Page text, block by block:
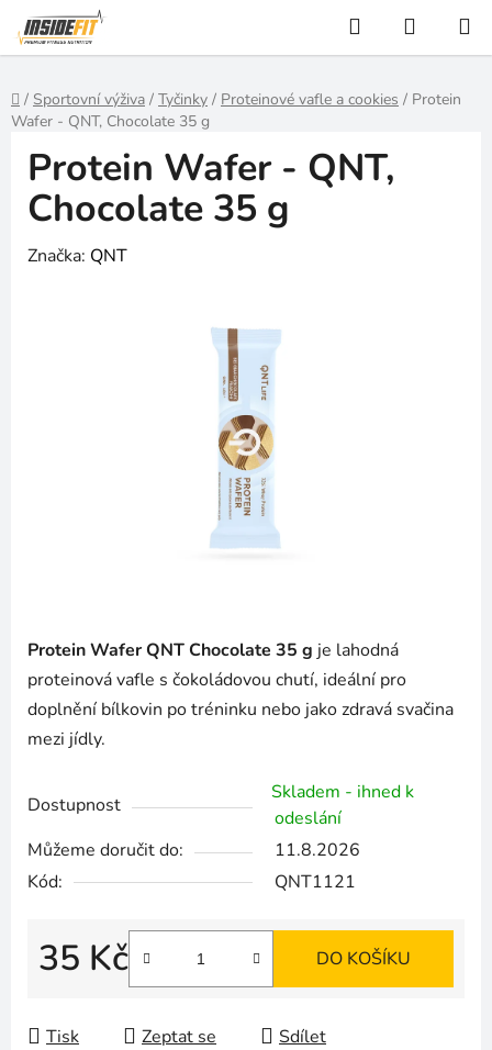
Přejít
na
obsah
Hledat
KOŠÍK
Domů
/ Sportovní výživa / Tyčinky / Proteinové vafle a cookies / Protein
Wafer - QNT, Chocolate 35 g
Protein Wafer QNT Chocolate 35 g je lahodná
proteinová vafle s čokoládovou chutí, ideální pro
doplnění bílkovin po tréninku nebo jako zdravá svačina
mezi jídly.
Dostupnost
Skladem - ihned k
odeslání
Můžeme doručit do:
11.8.2026
Kód:
QNT1121
35 Kč
Měrná cena:
DO KOŠÍKU
Tisk Zeptat se Sdílet
Protein Wafer - QNT,
Chocolate 35 g
Značka: QNT